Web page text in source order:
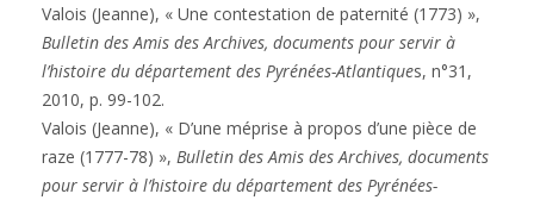
Valois (Jeanne), « Une contestation de paternité (1773) »,
Bulletin des Amis des Archives, documents pour servir à
l’histoire du département des Pyrénées-Atlantiques, n°31,
2010, p. 99-102.
Valois (Jeanne), « D’une méprise à propos d’une pièce de
raze (1777-78) », Bulletin des Amis des Archives, documents
pour servir à l’histoire du département des Pyrénées-